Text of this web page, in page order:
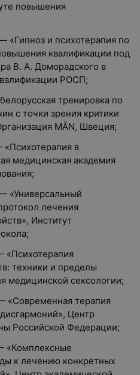
повышения
«Гипноз и психотерапия по
квалификации под
В. А. Доморадского в
РОСП;
тренировка по
с точки зрения критики
MÄN, Швеция;
в
медицинская академия
«Универсальный
лечения
Институт
«Психотерапия
техники и пределы
медицинской сексологии;
«Современная терапия
Центр
Российской Федерации;
«Комплексные
к лечению конкретных